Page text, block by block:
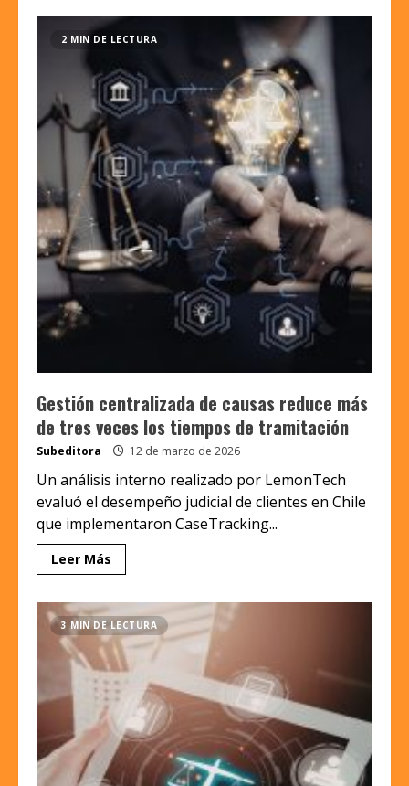
2 MIN DE LECTURA
Gestión centralizada de causas reduce más
de tres veces los tiempos de tramitación
Subeditora 12 de marzo de 2026
Un análisis interno realizado por LemonTech
evaluó el desempeño judicial de clientes en Chile
que implementaron CaseTracking...
Leer Más
3 MIN DE LECTURA